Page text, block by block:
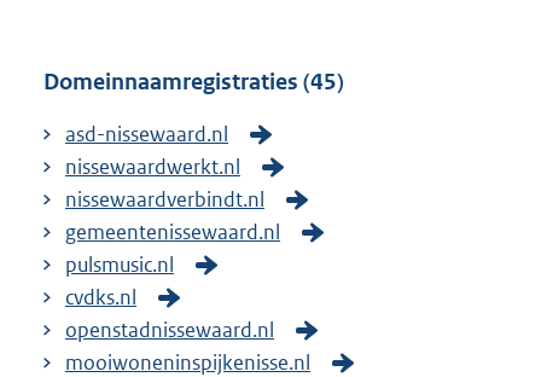
:
Domeinnaamregistraties (45)
asd-nissewaard.nl
nissewaardwerkt.nl
nissewaardverbindt.nl
gemeentenissewaard.nl
pulsmusic.nl
cvdks.nl
openstadnissewaard.nl
mooiwoneninspijkenisse.nl